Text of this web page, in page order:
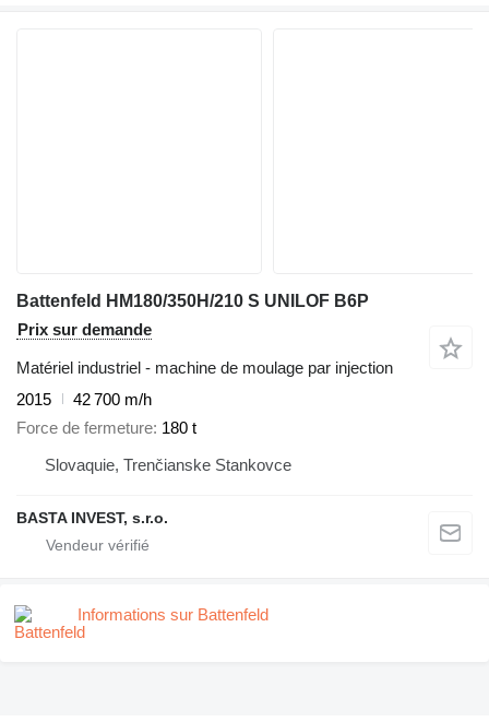
Battenfeld HM180/350H/210 S UNILOF B6P
Prix sur demande
Matériel industriel - machine de moulage par injection
2015
42 700 m/h
Force de fermeture 180 t
Slovaquie, Trenčianske Stankovce
BASTA INVEST, s.r.o.
Informations sur Battenfeld